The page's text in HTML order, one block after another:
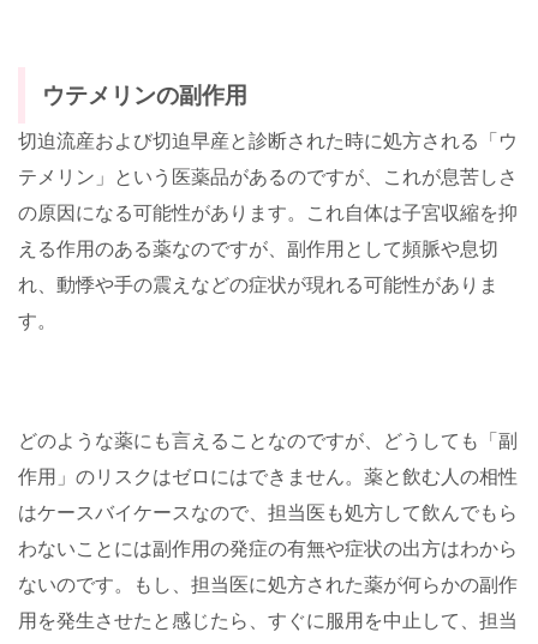
ウテメリンの副作用
切迫流産および切迫早産と診断された時に処方される「ウ
テメリン」という医薬品があるのですが、これが息苦しさ
の原因になる可能性があります。これ自体は子宮収縮を抑
える作用のある薬なのですが、副作用として頻脈や息切
れ、動悸や手の震えなどの症状が現れる可能性がありま
す。
どのような薬にも言えることなのですが、どうしても「副
作用」のリスクはゼロにはできません。薬と飲む人の相性
はケースバイケースなので、担当医も処方して飲んでもら
わないことには副作用の発症の有無や症状の出方はわから
ないのです。もし、担当医に処方された薬が何らかの副作
用を発生させたと感じたら、すぐに服用を中止して、担当